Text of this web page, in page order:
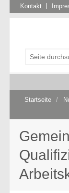
Kontakt
Startseite /